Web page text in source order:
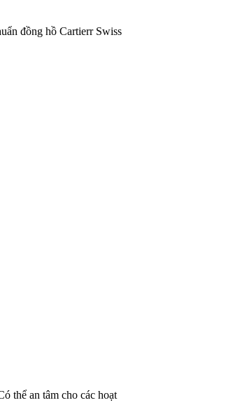
đồng hồ Cartierr Swiss
thể an tâm cho các hoạt